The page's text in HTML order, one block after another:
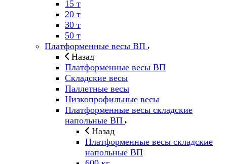
15 т
20 т
30 т
50 т
Платформенные весы ВП
Назад
Платформенные весы ВП
Складские весы
Паллетные весы
Низкопрофильные весы
Платформенные весы складские
напольные ВП
Назад
Платформенные весы складские
напольные ВП